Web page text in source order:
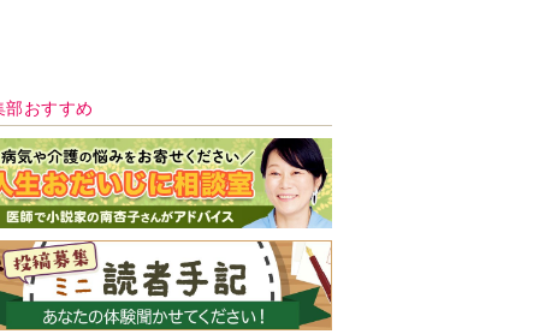
号 好評発売中！